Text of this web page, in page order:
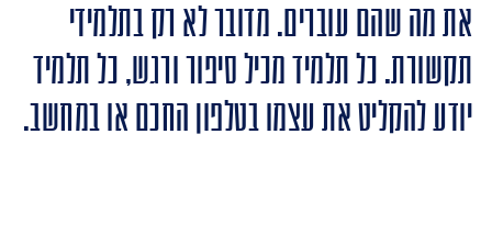
את מה שהם עוברים. מדובר לא רק בתלמידי
תקשורת. כל תלמיד מכיל סיפור ורגש, כל תלמיד
יודע להקליט את עצמו בטלפון החכם או במחשב.